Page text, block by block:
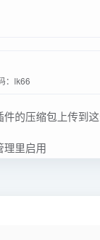
：lk66
的压缩包上传到
理里启用